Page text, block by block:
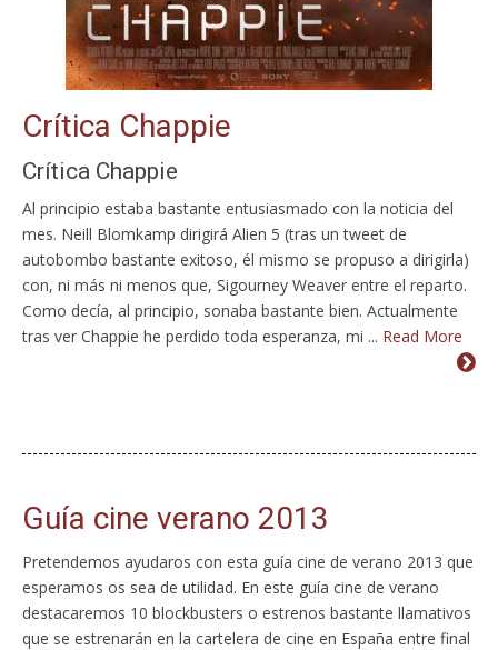
Crítica Chappie
Crítica Chappie
Al principio estaba bastante entusiasmado con la noticia del
mes. Neill Blomkamp dirigirá Alien 5 (tras un tweet de
autobombo bastante exitoso, él mismo se propuso a dirigirla)
con, ni más ni menos que, Sigourney Weaver entre el reparto.
Como decía, al principio, sonaba bastante bien. Actualmente
tras ver Chappie he perdido toda esperanza, mi ... Read More
Guía cine verano 2013
Pretendemos ayudaros con esta guía cine de verano 2013 que
esperamos os sea de utilidad. En este guía cine de verano
destacaremos 10 blockbusters o estrenos bastante llamativos
que se estrenarán en la cartelera de cine en España entre final